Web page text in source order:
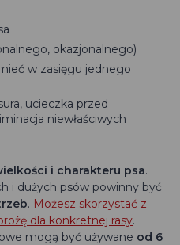
okazjonalnego)
w zasięgu jednego
ucieczka przed
niewłaściwych
i charakteru psa.
i dużych psów powinny być
. Możesz skorzystać z
dla konkretnej rasy.
mogą być używane od 6